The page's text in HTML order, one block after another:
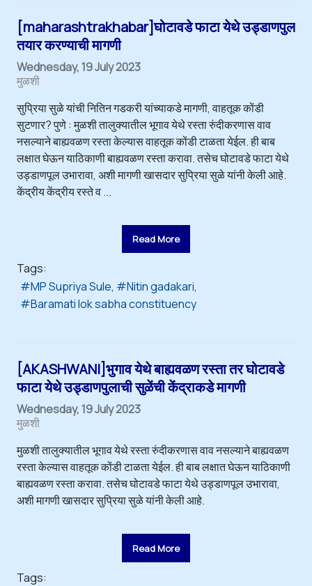
[maharashtrakhabar]घोटावडे फाटा येथे उड्डाणपुल
तयार करण्याची मागणी
Wednesday, 19 July 2023
मुळशी
सुप्रिया सुळे यांची नितिन गडकरी यांच्याकडे मागणी, वाहतूक कोंडी
सुटणार? पुणे : मुळशी तालुक्यातील भूगाव येथे रस्ता रुंदीकरणास वाव
नसल्याने बाह्यवळण रस्ता केल्यास वाहतूक कोंडी टाळता येईल. ही बाब
लक्षात घेऊन याठिकाणी बाह्यवळण रस्ता करावा. तसेच घोटावडे फाटा येथे
उड्डाणपूल उभारावा, अशी मागणी खासदार सुप्रिया सुळे यांनी केली आहे.
केंद्रीय केंद्रीय रस्ते व ...
Read More
Tags:
MP Supriya Sule
Nitin gadakari
Baramati lok sabha constituency
[AKASHWANI]भुगाव येथे बाह्यवळण रस्ता तर घोटावडे
फाटा येथे उड्डाणपुलाची सुळेंची केंद्राकडे मागणी
Wednesday, 19 July 2023
मुळशी
मुळशी तालुक्यातील भूगाव येथे रस्ता रुंदीकरणास वाव नसल्याने बाह्यवळण
रस्ता केल्यास वाहतूक कोंडी टाळता येईल. ही बाब लक्षात घेऊन याठिकाणी
बाह्यवळण रस्ता करावा. तसेच घोटावडे फाटा येथे उड्डाणपूल उभारावा,
अशी मागणी खासदार सुप्रिया सुळे यांनी केली आहे.
Read More
Tags: